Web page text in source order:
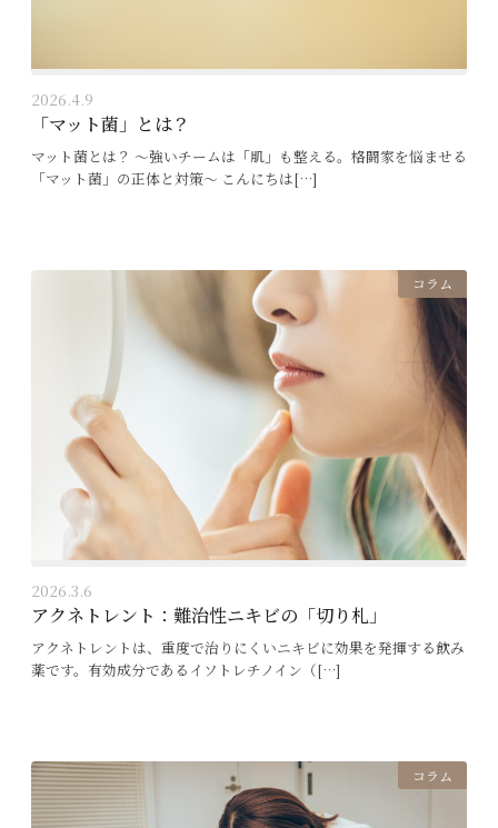
2026.4.9
「マット菌」とは？
マット菌とは？ ～強いチームは「肌」も整える。格闘家を悩ませる
「マット菌」の正体と対策～ こんにちは[…]
コラム
2026.3.6
アクネトレント：難治性ニキビの「切り札」
アクネトレントは、重度で治りにくいニキビに効果を発揮する飲み
薬です。有効成分であるイソトレチノイン（[…]
コラム